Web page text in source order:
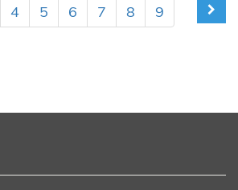
4 5 6 7 8 9